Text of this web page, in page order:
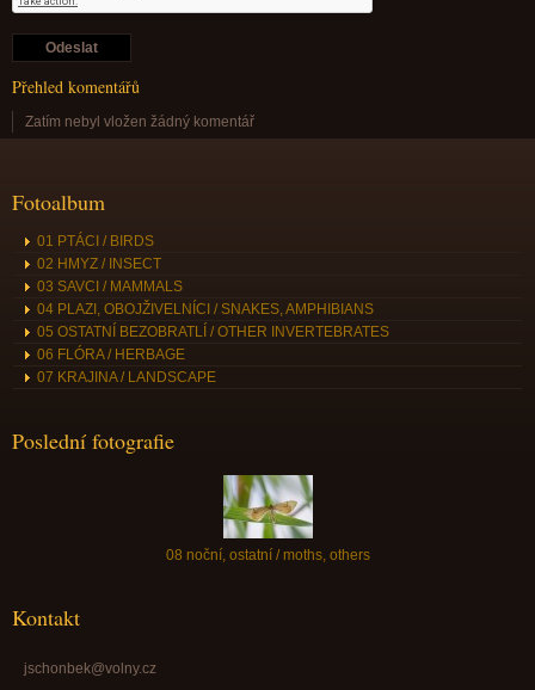
Přehled komentářů
Zatím nebyl vložen žádný komentář
Fotoalbum
01 PTÁCI / BIRDS
02 HMYZ / INSECT
03 SAVCI / MAMMALS
04 PLAZI, OBOJŽIVELNÍCI / SNAKES, AMPHIBIANS
05 OSTATNÍ BEZOBRATLÍ / OTHER INVERTEBRATES
06 FLÓRA / HERBAGE
07 KRAJINA / LANDSCAPE
Poslední fotografie
08 noční, ostatní / moths, others
Kontakt
jschonbek@volny.cz